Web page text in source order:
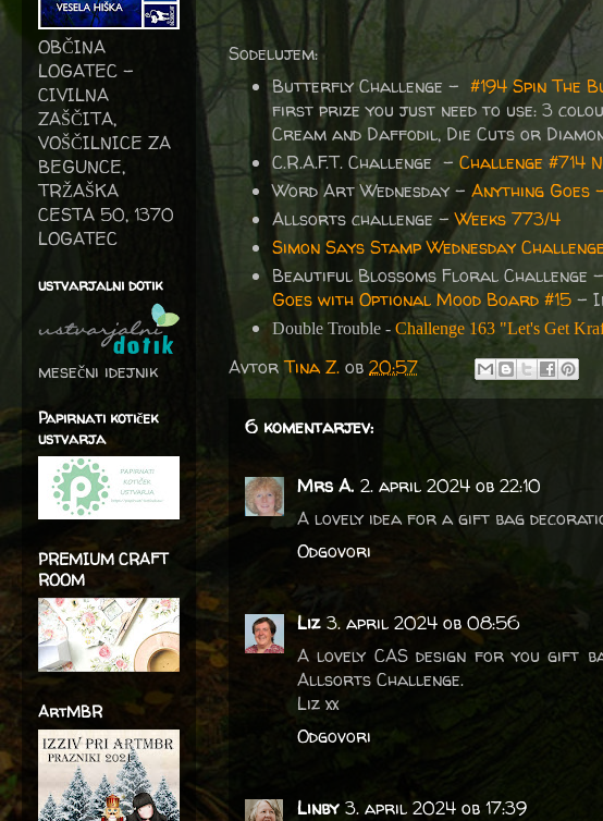
Sodelujem:
Butterfly Challenge – #194 Spin The
first prize you just need to use: 3
Cream and Daffodil, Die Cuts or
C.R.A.F.T. Challenge - Challenge #714
Word Art Wednesday - Anything Goes
Allsorts challenge -Weeks 773/4
Simon Says Stamp Wednesday
Beautiful Blossoms Floral Challenge -
Goes with Optional Mood Board #15 -
Double Trouble - Challenge 163 "Let's Get
AvtorTina Z. ob 20:57
6 komentarjev:
Mrs A. 2. april 2024 ob 22:10
A lovely idea for a gift bag
Odgovori
Liz 3. april 2024 ob 08:56
A lovely CAS design for you gift
Allsorts Challenge.
Liz xx
Odgovori
Linby 3. april 2024 ob 17:39
OBČINA
LOGATEC -
CIVILNA
ZAŠČITA,
VOŠČILNICE ZA
BEGUNCE,
TRŽAŠKA
CESTA 50, 1370
LOGATEC
ustvarjalni dotik
mesečni idejnik
Papirnati kotiček
ustvarja
PREMIUM CRAFT
ROOM
ArtMBR